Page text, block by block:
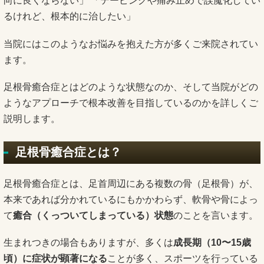
るけれど、根本的に治したい」
当院にはこのようなお悩みを抱えた方が多くご来院されてい
ます。
足根骨癒合症とはどのような状態なのか、そして当院がどの
ようなアプローチで根本改善を目指しているのかを詳しくご
説明します。
足根骨癒合症とは？
足根骨癒合症とは、足首周辺にある複数の骨（足根骨）が、
本来であれば分かれているにもかかわらず、軟骨や骨によっ
て癒合（くっついてしまっている）状態のことを言います。
生まれつきの場合もありますが、多くは成長期（10〜15歳
頃）に症状が顕著になることが多く、スポーツを行っている